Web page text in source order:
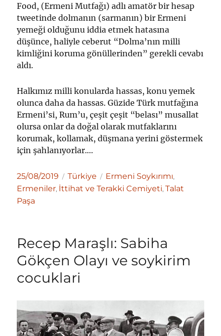
Food, (Ermeni Mutfağı) adlı amatör bir hesap
tweetinde dolmanın (sarmanın) bir Ermeni
yemeği olduğunu iddia etmek hatasına
düşünce, haliyle ceberut “Dolma’nın milli
kimliğini koruma gönüllerinden” gerekli cevabı
aldı.
Halkımız milli konularda hassas, konu yemek
olunca daha da hassas. Güzide Türk mutfağına
Ermeni’si, Rum’u, çeşit çeşit “belası” musallat
olursa onlar da doğal olarak mutfaklarını
korumak, kollamak, düşmana yerini göstermek
için şahlanıyorlar.…
Yayın
tarihi
25/08/2019 Kategoriler
Türkiye Etiketler
Ermeni Soykırımı,
Ermeniler, İttihat ve Terakki Cemiyeti,Talat
Paşa
Recep Maraşlı: Sabiha
Gökçen Olayı ve soykirim
cocuklari